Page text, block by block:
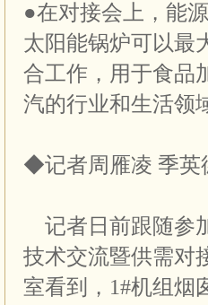
●在对接会上，能
太阳能锅炉可以最
合工作，用于食品
汽的行业和生活领
◆记者周雁凌 季英
记者日前跟随参
技术交流暨供需对
室看到，1#机组烟